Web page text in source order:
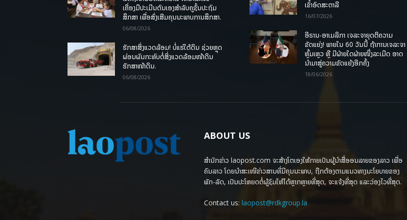
ເຄື່ອງມືປະເມີນຕົນເອງສຳລັບຄູຊັ້ນປະຖົມ
ສຶກສາ ເພື່ອສົ່ງເສີມຄຸນນະພາບການສຶກສາ.
06/08/2026
ຮັກສາສິ່ງແວດລ້ອມ! ບໍ່ແຮ່ໃຕ້ດິນ ຊ່ວຍຫຼຸດ
ຜ່ອນຜົນກະທົບຕໍ່ສິ່ງແວດລ້ອມໜ້າດິນ
ຮັກສາໜ້າດິນ.
06/08/2026
ເຂົ້າອົດສະຕາລີ
16/07/2026
ອີຣານ-ອາເມລິກາ ເຈລະຈາຍຸດຕິຄວາມ
ຂັດແຍ່ງ! ພາຍໃນ 60 ວັນນີ້ ຖ້າການເຈລະຈາ
ຫຼົ້ມເຫຼວ ຫຼື ມີຝ່າຍໃດຝ່າຍໜຶ່ງລະເມີດ ອາດ
ນໍາມາສູ່ຄວາມຂັດແຍ້ງອີກຄັ້ງ
18/06/2026
ABOUT US
ສຳນັກຂ່າວ laopost.com ຈະສ້າງໂຕເອງໃຫ້ກາຍເປັນຜູ້ນຳສື່ອອນລາຍຂອງລາວ ເພື່ອ
ຄົນລາວ ໂດຍນຳສະເໜີຂ່າວສານທີ່ມີຄຸນນະພາບ, ຖືກຕ້ອງຕາມແນວທາງນະໂຍບາຍຂອງ
ພັກ-ລັດ, ເປັນປະໂຫຍດຕໍ່ຜູ້ຊົມໃຫ້ໄດ້ຫຼາກຫຼາຍທີ່ສຸດ, ຈະແຈ້ງທີ່ສຸດ ແລະວ່ອງໄວທີ່ສຸດ.
Contact us: laopost@rdkgroup.la